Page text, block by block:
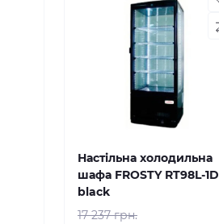
Настільна холодильна
шафа FROSTY RT98L-1D
black
17 237 грн.